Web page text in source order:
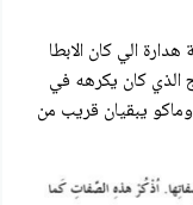
الي كان الابطا
الذي كان يكرهه في
يبقيان قريب من